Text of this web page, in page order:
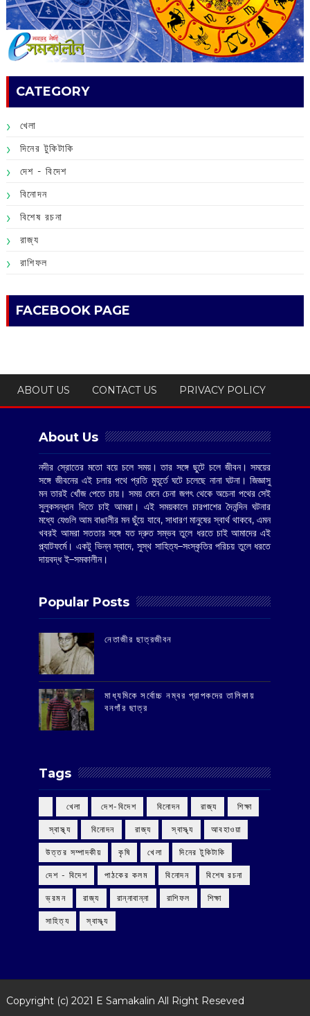
CATEGORY
খেলা
দিনের টুকিটাকি
দেশ - বিদেশ
বিনোদন
বিশেষ রচনা
রাজ্য
রাশিফল
FACEBOOK PAGE
ABOUT US CONTACT US PRIVACY POLICY
About Us
নদীর স্রোতের মতো বয়ে চলে সময়। তার সঙ্গে ছুটে চলে জীবন। সময়ের
সঙ্গে জীবনের এই চলার পথে প্রতি মুহূর্তে ঘটে চলেছে নানা ঘটনা। জিজ্ঞাসু
মন তারই খোঁজ পেতে চায়। সময় মেনে চেনা জগৎ থেকে অচেনা পথের সেই
সুলুকসন্ধান দিতে চাই আমরা। এই সময়কালে চারপাশের দৈনন্দিন ঘটনার
মধ্যে যেগুলি আম বাঙালীর মন ছুঁয়ে যাবে, সাধারণ মানুষের স্বার্থ থাকবে, এমন
খবরই আমরা সততার সঙ্গে যত দ্রুত সম্ভব তুলে ধরতে চাই আমাদের এই
প্ল্যাটফর্মে। একটু ভিন্ন স্বাদে, সুস্থ সাহিত্য–সংস্কৃতির পরিচয় তুলে ধরতে
দায়বদ্ধ ই–সমকালীন।
Popular Posts
‌নেতাজীর ছাত্রজীবন
মাধ্যমিকে সর্বোচ্চ নম্বর প্রাপকদের তালিকায়
বনগাঁর ছাত্র
Tags
‌ খেলা ‌ দেশ-বিদেশ ‌ বিনোদন ‌ রাজ্য ‌ শিক্ষা
‌ স্বাস্থ্য ‌ বিনোদন ‌ রাজ্য ‌ স্বাস্থ্য আবহাওয়া
উত্তর সম্পাদকীয় কৃষি খেলা দিনের টুকিটাকি
দেশ - বিদেশ পাঠকের কলম বিনোদন বিশেষ রচনা
ভ্রমন রাজ্য রান্নাবান্না রাশিফল শিক্ষা
সাহিত্য স্বাস্থ্য
Copyright (c) 2021 E Samakalin All Right Reseved